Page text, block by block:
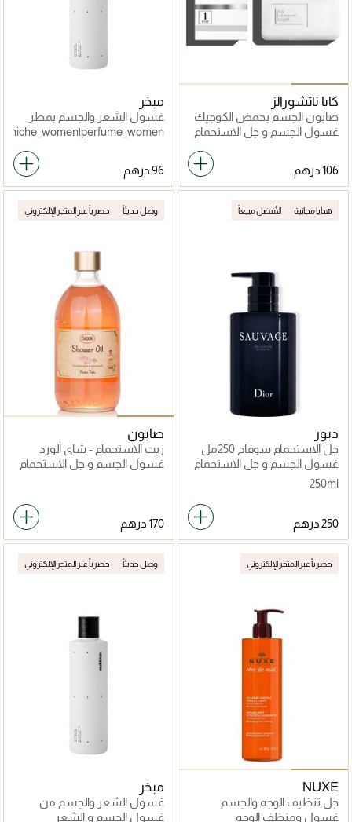
كايا ناتشورالز
صابون الجسم بحمض الكوجيك
تاكيسومي برايت
غسول الجسم و جل الاستحمام
مبخر
غسول الشعر والجسم بمطر
الأمازون
هدايا مجانية الأفضل مبيعاً
ديور
جل الاستحمام سوفاج 250مل
غسول الجسم و جل الاستحمام
250ml
وصل حديثاً حصرياً عبر المتجر الإلكتروني
صابون
زيت الاستحمام - شاي الورد
غسول الجسم و جل الاستحمام
حصرياً عبر المتجر الإلكتروني
NUXE
جل تنظيف الوجه والجسم
غسول ومنظف الوجه
وصل حديثاً حصرياً عبر المتجر الإلكتروني
مبخر
غسول الشعر والجسم من
كاليفورنيا جولد
غسول الجسم و الشعر